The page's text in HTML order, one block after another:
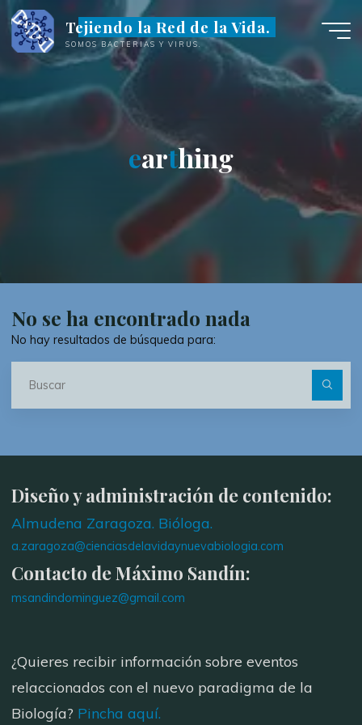
Saltar
contenido
Tejiendo la Red de la Vida.
SOMOS BACTERIAS Y VIRUS.
eart
thing
No se ha encontrado nada
No hay resultados de búsqueda para:
Diseño y administración de contenido:
Almudena Zaragoza. Bióloga.
a.zaragoza@cienciasdelavidaynuevabiologia.com
Contacto de Máximo Sandín:
msandindominguez@gmail.com
¿Quieres recibir información sobre eventos
relaccionados con el nuevo paradigma de la
Biología? Pincha aquí.